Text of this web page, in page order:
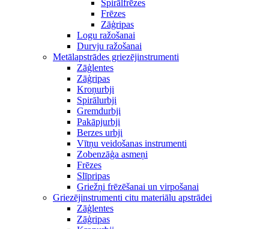
Spirālfrēzes
Frēzes
Zāģripas
Logu ražošanai
Durvju ražošanai
Metālapstrādes griezējinstrumenti
Zāģlentes
Zāģripas
Kroņurbji
Spirālurbji
Gremdurbji
Pakāpjurbji
Berzes urbji
Vītņu veidošanas instrumenti
Zobenzāģa asmeņi
Frēzes
Slīpripas
Griežņi frēzēšanai un virpošanai
Griezējinstrumenti citu materiālu apstrādei
Zāģlentes
Zāģripas